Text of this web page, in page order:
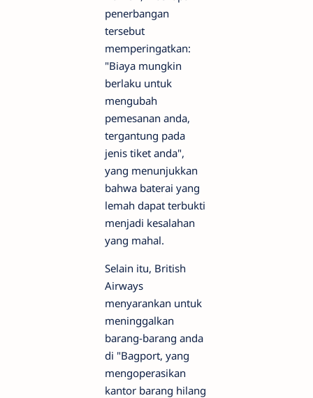
penerbangan
tersebut
memperingatkan:
"Biaya mungkin
berlaku untuk
mengubah
pemesanan anda,
tergantung pada
jenis tiket anda",
yang menunjukkan
bahwa baterai yang
lemah dapat terbukti
menjadi kesalahan
yang mahal.
Selain itu, British
Airways
menyarankan untuk
meninggalkan
barang-barang anda
di "Bagport, yang
mengoperasikan
kantor barang hilang